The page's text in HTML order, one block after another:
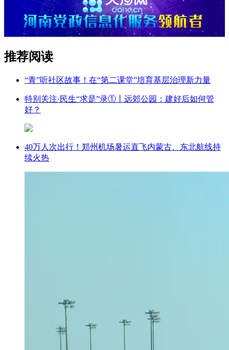
推荐阅读
“青”听社区故事！在“第二课堂”培育基层治理新力量
特别关注·民生“求是”录①丨远郊公园：建好后如何管
好？
40万人次出行！郑州机场暑运直飞内蒙古、东北航线持
续火热